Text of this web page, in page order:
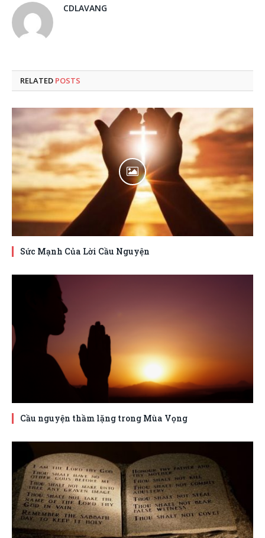
CDLAVANG
RELATED POSTS
Sức Mạnh Của Lời Cầu Nguyện
Cầu nguyện thầm lặng trong Mùa Vọng